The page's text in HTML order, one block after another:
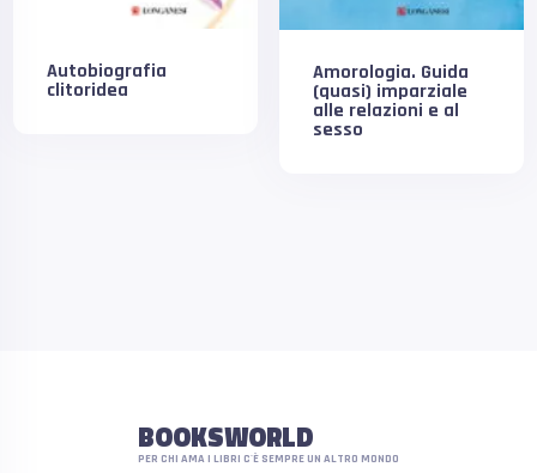
Autobiografia
clitoridea
Amorologia. Guida
(quasi) imparziale
alle relazioni e al
sesso
BOOKSWORLD
PER CHI AMA I LIBRI C'È SEMPRE UN ALTRO MONDO